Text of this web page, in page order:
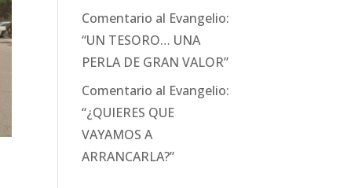
Comentario al Evangelio:
“UN TESORO… UNA
PERLA DE GRAN VALOR”
Comentario al Evangelio:
“¿QUIERES QUE
VAYAMOS A
ARRANCARLA?”